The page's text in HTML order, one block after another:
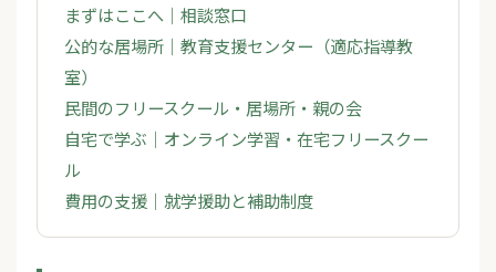
まずはここへ｜相談窓口
公的な居場所｜教育支援センター（適応指導教
室）
民間のフリースクール・居場所・親の会
自宅で学ぶ｜オンライン学習・在宅フリースクー
ル
費用の支援｜就学援助と補助制度